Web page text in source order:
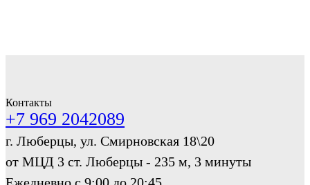
Контакты
+7 969 2042089
г. Люберцы, ул. Смирновская 18\20
от МЦД 3 ст. Люберцы - 235 м, 3 минуты